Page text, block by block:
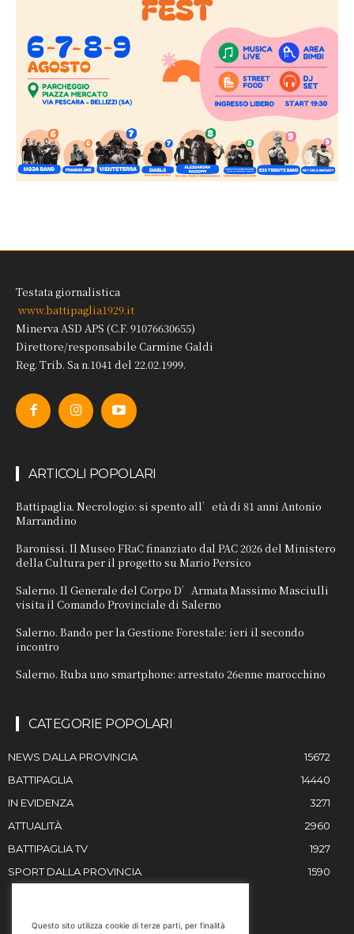
Testata giornalistica
www.battipaglia1929.it
Minerva ASD APS (C.F. 91076630655)
Direttore/responsabile Carmine Galdi
Reg. Trib. Sa n.1041 del 22.02.1999.
ARTICOLI POPOLARI
Battipaglia. Necrologio: si spento all’età di 81 anni Antonio
Marrandino
Baronissi. Il Museo FRaC finanziato dal PAC 2026 del Ministero
della Cultura per il progetto su Mario Persico
Salerno. Il Generale del Corpo D’Armata Massimo Masciulli
visita il Comando Provinciale di Salerno
Salerno. Bando per la Gestione Forestale: ieri il secondo
incontro
Salerno. Ruba uno smartphone: arrestato 26enne marocchino
CATEGORIE POPOLARI
NEWS DALLA PROVINCIA
15672
BATTIPAGLIA
14440
IN EVIDENZA
3271
ATTUALITÀ
2960
BATTIPAGLIA TV
1927
SPORT DALLA PROVINCIA
1590
Questo sito utilizza cookie di terze parti, per finalità